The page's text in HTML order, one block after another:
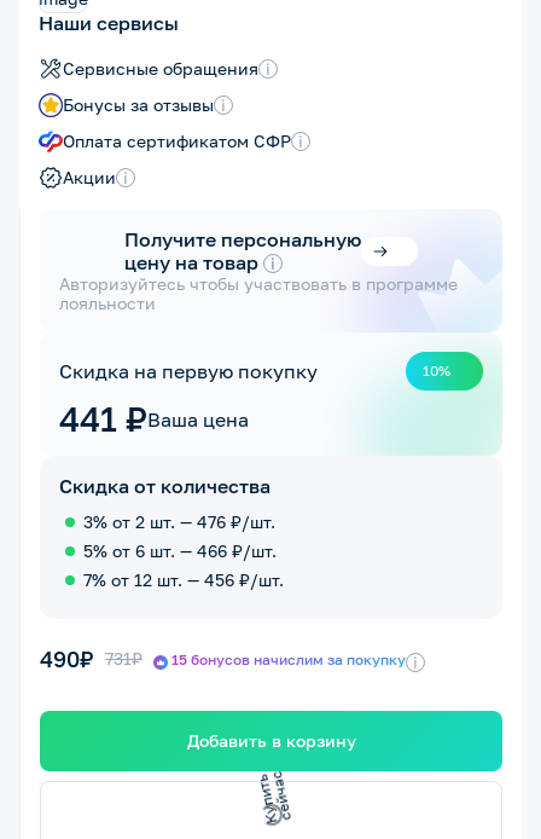
Наши сервисы
Сервисные обращения i
Бонусы за отзывы i
Оплата сертификатом СФР i
Акции i
Получите персональную
цену на товар i
Авторизуйтесь чтобы участвовать в программе
лояльности
Скидка на первую покупку 10%
441 ₽Ваша цена
Скидка от количества
3% от 2 шт. — 476 ₽/шт.
5% от 6 шт. — 466 ₽/шт.
7% от 12 шт. — 456 ₽/шт.
490₽ 731₽ 15 бонусов начислим за покупку i
Добавить в корзину